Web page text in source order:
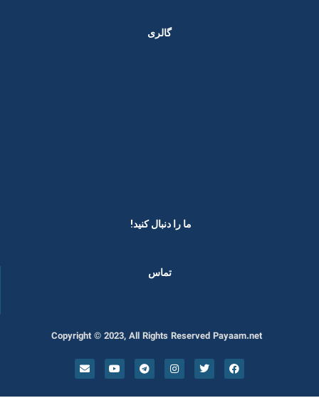
گالری
ما را دنبال کنید! ​
تماس
Copyright © 2023, All Rights Reserved Payaam.net